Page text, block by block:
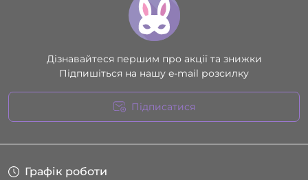
Дізнавайтеся першим про акції та знижки
Підпишіться на нашу e-mail розсилку
Підписатися
Графік роботи